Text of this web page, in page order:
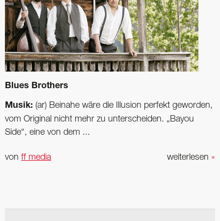
Blues Brothers
Musik: (ar) Beinahe wäre die Illusion perfekt geworden,
vom Original nicht mehr zu unterscheiden. „Bayou
Side“, eine von dem ...
weiterlesen »
von ff media